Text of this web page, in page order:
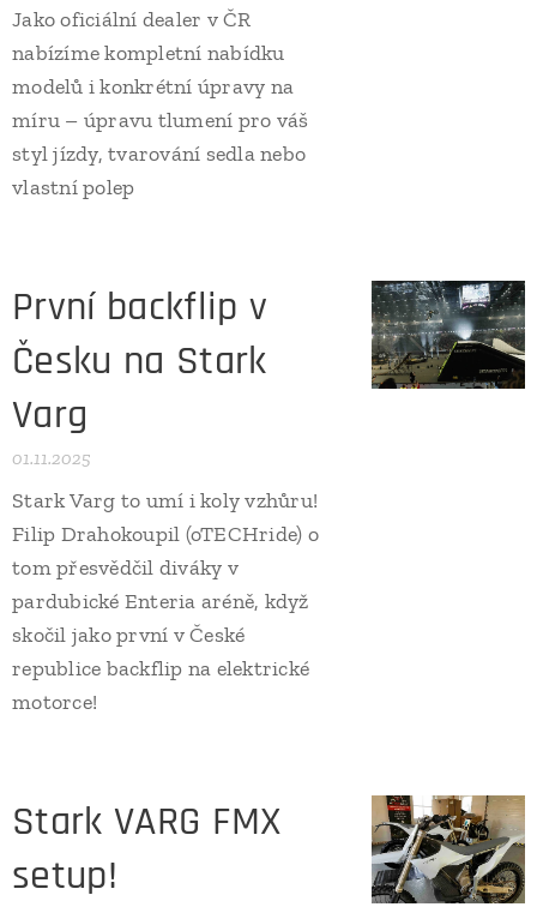
Jako oficiální dealer v ČR
nabízíme kompletní nabídku
modelů i konkrétní úpravy na
míru – úpravu tlumení pro váš
styl jízdy, tvarování sedla nebo
vlastní polep
První backflip v
Česku na Stark
Varg ⚡
01.11.2025
Stark Varg to umí i koly vzhůru!
Filip Drahokoupil (oTECHride) o
tom přesvědčil diváky v
pardubické Enteria aréně, když
skočil jako první v České
republice backflip na elektrické
motorce!
Stark VARG FMX
setup!